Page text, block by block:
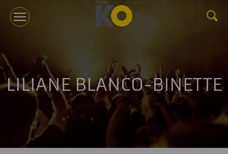
KOTV
À PROPOS
TOURNÉES
ÉVÉNEMENTS CORPORATIFS ET CONFÉRENCES
LILIANE BLANCO-BINETTE